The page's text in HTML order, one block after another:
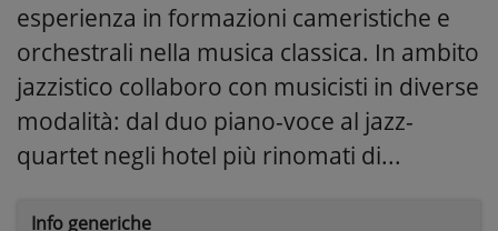
esperienza in formazioni cameristiche e
orchestrali nella musica classica. In ambito
jazzistico collaboro con musicisti in diverse
modalità: dal duo piano-voce al jazz-
quartet negli hotel più rinomati di...
Info generiche